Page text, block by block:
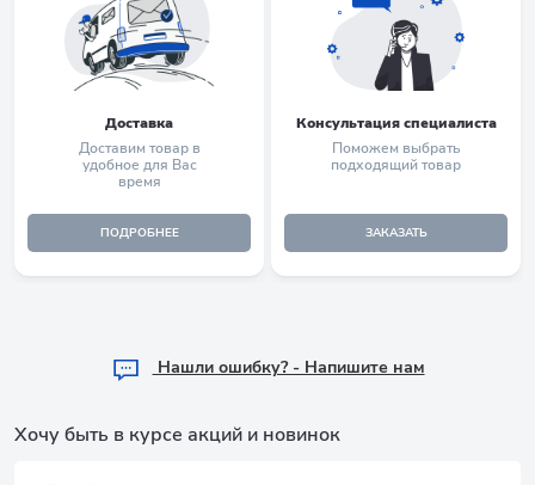
Доставка
Доставим товар в
удобное для Вас
время
ПОДРОБНЕЕ
Консультация специалиста
Поможем выбрать
подходящий товар
ЗАКАЗАТЬ
Hашли ошибку? - Напишите нам
Хочу быть в курсе акций и новинок